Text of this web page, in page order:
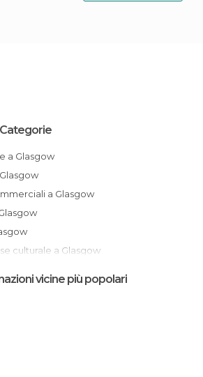
a Glasgow
Glasgow
a Glasgow
culturale a Glasgow
vicine più popolari